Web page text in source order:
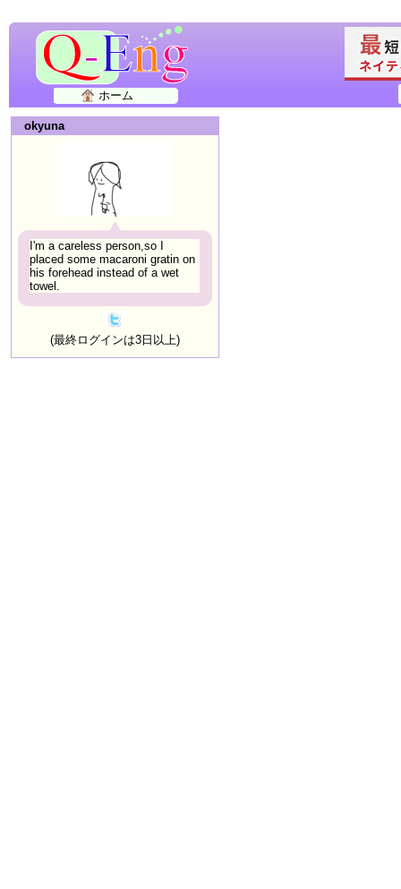
ホーム
okyuna
I'm a careless person,so I
placed some macaroni gratin on
his forehead instead of a wet
towel.
(最終ログインは3日以上)